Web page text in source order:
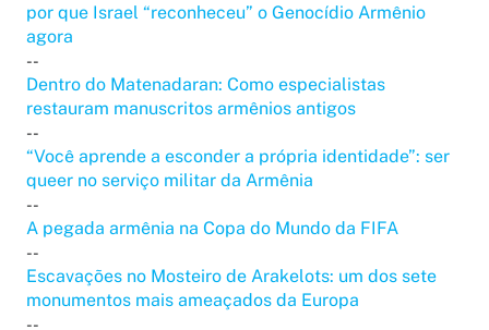
por que Israel “reconheceu” o Genocídio Armênio
agora
--
Dentro do Matenadaran: Como especialistas
restauram manuscritos armênios antigos
--
“Você aprende a esconder a própria identidade”: ser
queer no serviço militar da Armênia
--
A pegada armênia na Copa do Mundo da FIFA
--
Escavações no Mosteiro de Arakelots: um dos sete
monumentos mais ameaçados da Europa
--